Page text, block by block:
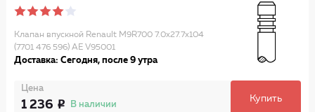
Клапан впускной Renault M9R700 7.0х27.7х104
(7701 476 596) AE V95001
Доставка: Сегодня, после 9 утра
Цена
1 236 В наличии
Купить